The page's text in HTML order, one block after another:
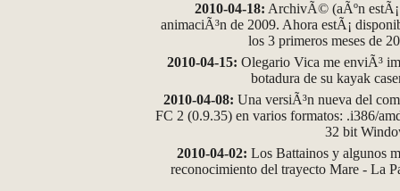
2010-04-18: ArchivÃ© (aÃºn
animaciÃ³n de 2009. Ahora estÃ¡
los 3 primeros meses de
2010-04-15: Olegario Vica me enviÃ³
botadura de su kayak
2010-04-08: Una versiÃ³n nueva del
FC 2 (0.9.35) en varios formatos: .i386/
32 bit
2010-04-02: Los Battainos y algunos
reconocimiento del trayecto Mare - La